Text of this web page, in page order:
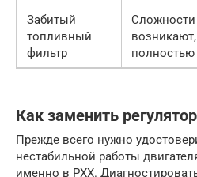
Забитый
топливный
фильтр
Сложности
полностью
Как заменить
Прежде всего нужно
нестабильной работы
именно в РХХ.